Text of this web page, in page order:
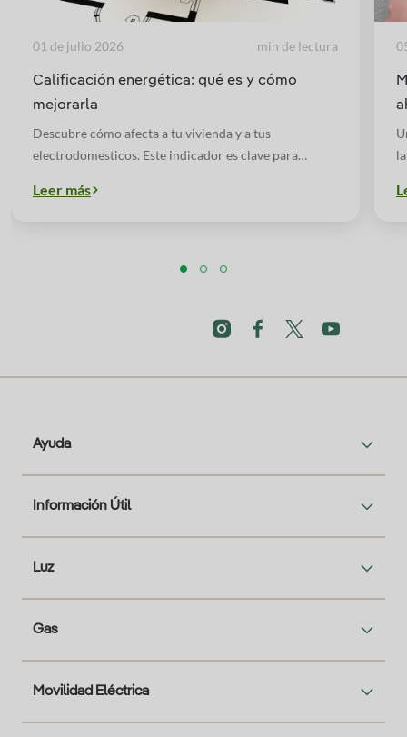
Calificación energética: qué es y cómo
mejorarla
Descubre cómo afecta a tu vivienda y a tus
electrodomesticos. Este indicador es clave para
hogar y como incluye por tanto en la factura
01 de julio 2026 min de lectura
Leer más
Ayuda
Información Útil
Luz
Gas
Movilidad Eléctrica